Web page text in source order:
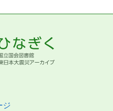
ジ